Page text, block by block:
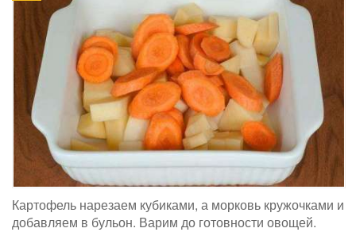
Картофель нарезаем кубиками, а морковь кружочками и
добавляем в бульон. Варим до готовности овощей.